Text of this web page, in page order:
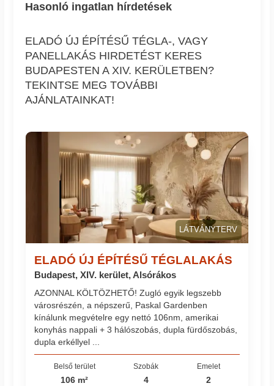
Hasonló ingatlan hírdetések
ELADÓ ÚJ ÉPÍTÉSŰ TÉGLA-, VAGY
PANELLAKÁS HIRDETÉST KERES
BUDAPESTEN A XIV. KERÜLETBEN?
TEKINTSE MEG TOVÁBBI
AJÁNLATAINKAT!
LÁTVÁNYTERV
ELADÓ ÚJ ÉPÍTÉSŰ TÉGLALAKÁS
Budapest, XIV. kerület, Alsórákos
AZONNAL KÖLTÖZHETŐ! Zugló egyik legszebb
városrészén, a népszerű, Paskal Gardenben
kínálunk megvételre egy nettó 106nm, amerikai
konyhás nappali + 3 hálószobás, dupla fürdőszobás,
dupla erkéllyel ...
Belső terület
106 m²
Szobák
4
Emelet
2